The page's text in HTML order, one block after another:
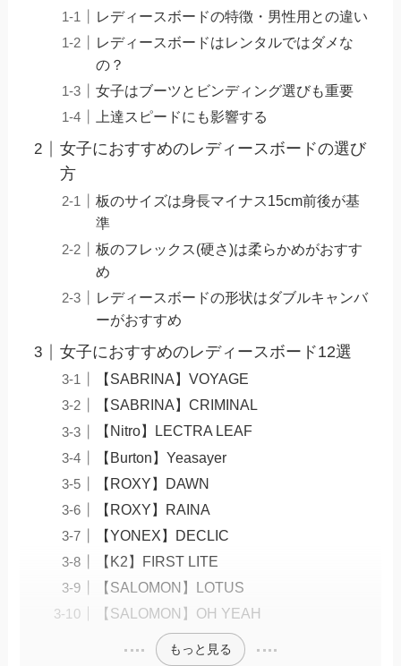
レディースボードの特徴・男性用との違い
レディースボードはレンタルではダメな
の？
女子はブーツとビンディング選びも重要
上達スピードにも影響する
女子におすすめのレディースボードの選び
方
板のサイズは身長マイナス15cm前後が基
準
板のフレックス(硬さ)は柔らかめがおすす
め
レディースボードの形状はダブルキャンバ
ーがおすすめ
女子におすすめのレディースボード12選
【SABRINA】VOYAGE
【SABRINA】CRIMINAL
【Nitro】LECTRA LEAF
【Burton】Yeasayer
【ROXY】DAWN
【ROXY】RAINA
【YONEX】DECLIC
【K2】FIRST LITE
【SALOMON】LOTUS
【SALOMON】OH YEAH
もっと見る